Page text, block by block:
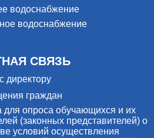
водоснабжение
водоснабжение
СВЯЗЬ
директору
граждан
для опроса обучающихся и их
(законных представителей) о
условий осуществления